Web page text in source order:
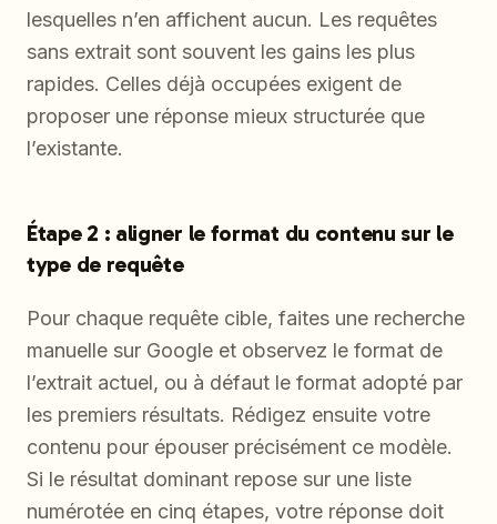
lesquelles n’en affichent aucun. Les requêtes
sans extrait sont souvent les gains les plus
rapides. Celles déjà occupées exigent de
proposer une réponse mieux structurée que
l’existante.
Étape 2 : aligner le format du contenu sur le
type de requête
Pour chaque requête cible, faites une recherche
manuelle sur Google et observez le format de
l’extrait actuel, ou à défaut le format adopté par
les premiers résultats. Rédigez ensuite votre
contenu pour épouser précisément ce modèle.
Si le résultat dominant repose sur une liste
numérotée en cinq étapes, votre réponse doit